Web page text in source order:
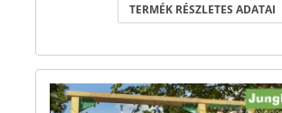
TERMÉK RÉSZLETES ADATAI